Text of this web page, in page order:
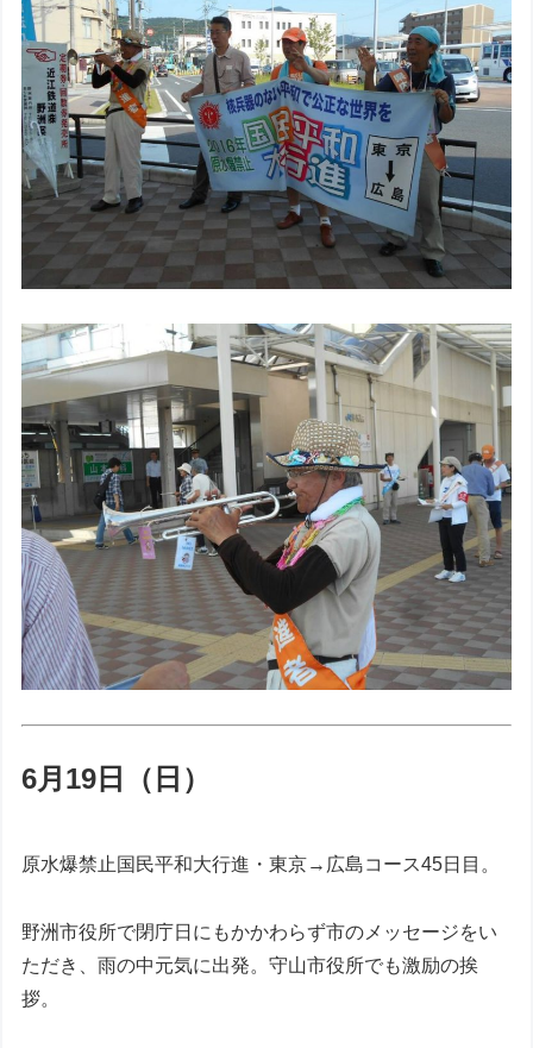
6月19日（日）
原水爆禁止国民平和大行進・東京→広島コース45日目。
野洲市役所で閉庁日にもかかわらず市のメッセージをい
ただき、雨の中元気に出発。守山市役所でも激励の挨
拶。